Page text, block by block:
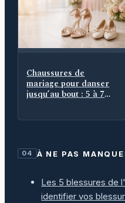
Chaussures de
mariage pour danser
jusqu’au bout : 5 à 7
04 À NE PAS
Les 5 blessures de
identifier vos